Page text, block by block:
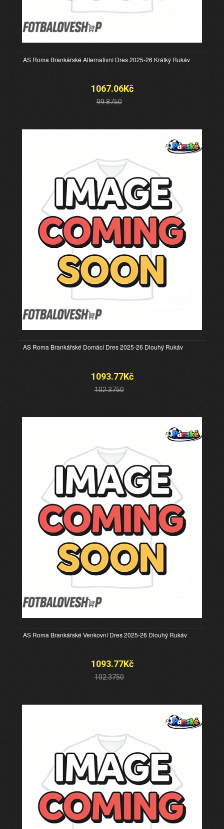
AS Roma Brankářské Alternativní Dres 2025-26 Krátký Rukáv
1067.06Kč
99.8750
AS Roma Brankářské Domácí Dres 2025-26 Dlouhý Rukáv
1093.77Kč
102.3750
AS Roma Brankářské Venkovní Dres 2025-26 Dlouhý Rukáv
1093.77Kč
102.3750